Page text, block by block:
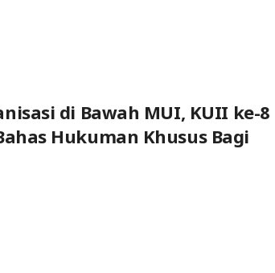
di Bawah MUI, KUII ke-8
Hukuman Khusus Bagi